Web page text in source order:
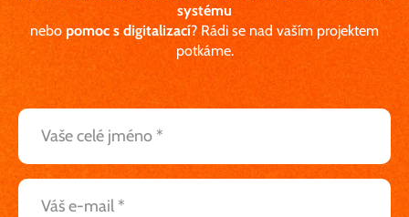
systému
nebo pomoc s digitalizací? Rádi se nad vaším projektem
potkáme.